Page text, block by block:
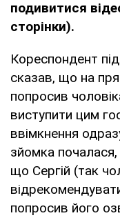
подивитися
сторінки).
Кореспондент
сказав, що на
попросив
виступити цим
ввімкнення
зйомка
що Сергій (так
попросив його